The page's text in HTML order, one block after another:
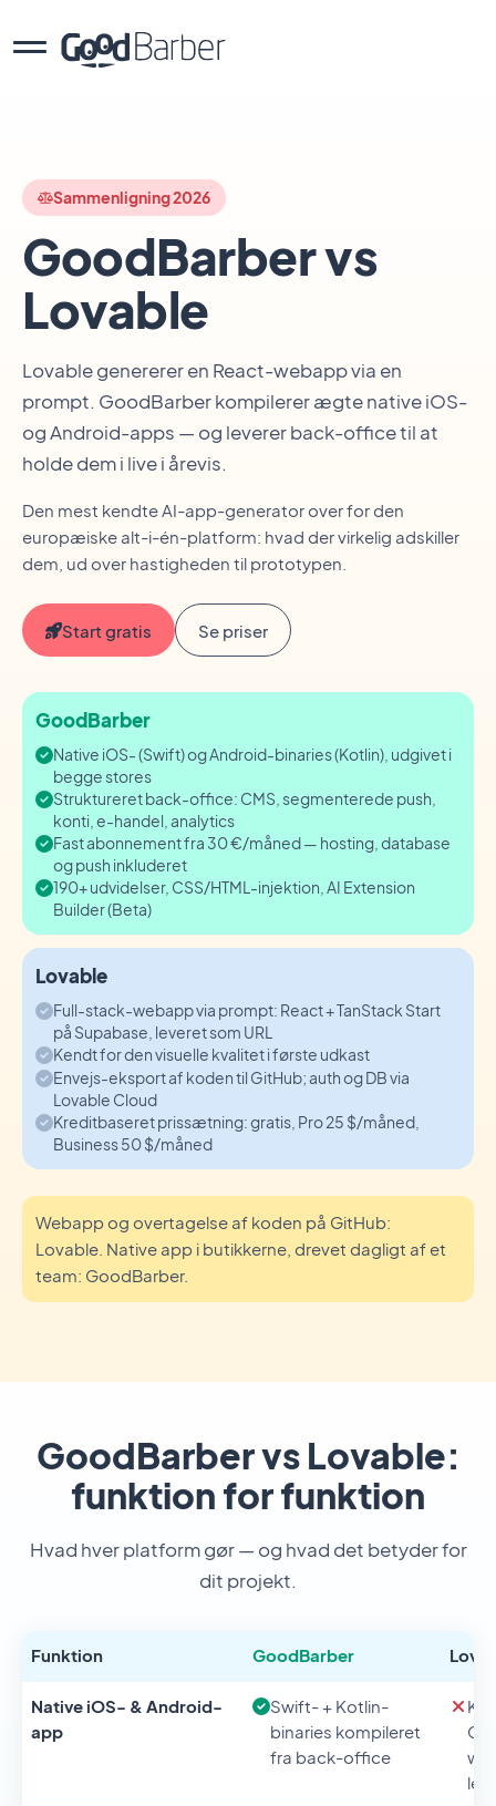
Sammenligning 2026
GoodBarber vs
Lovable
Lovable genererer en React-webapp via en
prompt. GoodBarber kompilerer ægte native iOS-
og Android-apps — og leverer back-office til at
holde dem i live i årevis.
Den mest kendte AI-app-generator over for den
europæiske alt-i-én-platform: hvad der virkelig adskiller
dem, ud over hastigheden til prototypen.
Start gratis Se priser
GoodBarber
Native iOS- (Swift) og Android-binaries (Kotlin), udgivet i
begge stores
Struktureret back-office: CMS, segmenterede push,
konti, e-handel, analytics
Fast abonnement fra 30 €/måned — hosting, database
og push inkluderet
190+ udvidelser, CSS/HTML-injektion, AI Extension
Builder (Beta)
Lovable
Full-stack-webapp via prompt: React + TanStack Start
på Supabase, leveret som URL
Kendt for den visuelle kvalitet i første udkast
Envejs-eksport af koden til GitHub; auth og DB via
Lovable Cloud
Kreditbaseret prissætning: gratis, Pro 25 $/måned,
Business 50 $/måned
Webapp og overtagelse af koden på GitHub:
Lovable. Native app i butikkerne, drevet dagligt af et
team: GoodBarber.
GoodBarber vs Lovable:
funktion for funktion
Hvad hver platform gør — og hvad det betyder for
dit projekt.
Funktion GoodBarber
Native iOS- & Android-
app
Swift- + Kotlin-
binaries kompileret
fra back-office